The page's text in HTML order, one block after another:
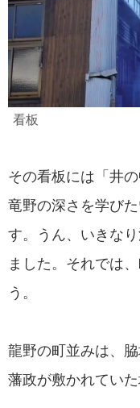
看板
その看板には「井
竜野の深さを学び
す。うん、いきな
ました。それでは
う。
龍野の町並みは、
藩政が敷かれていた